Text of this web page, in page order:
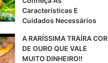
Características E
Cuidados Necessários
A RARÍSSIMA TRAÍRA COR
DE OURO QUE VALE
MUITO DINHEIRO!!